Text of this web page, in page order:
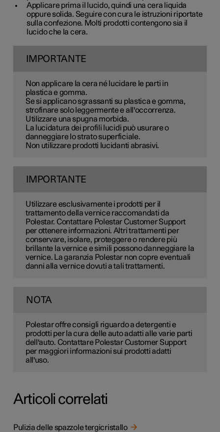
Applicare prima il lucido, quindi una cera liquida
oppure solida. Seguire con cura le istruzioni riportate
sulla confezione. Molti prodotti contengono sia il
lucido che la cera.
IMPORTANTE
Non applicare la cera né lucidare le parti in
plastica e gomma.
Se si applicano sgrassanti su plastica e gomma,
strofinare solo leggermente e all'occorrenza.
Utilizzare una spugna morbida.
La lucidatura dei profili lucidi può usurare o
danneggiare lo strato superficiale.
Non utilizzare prodotti lucidanti abrasivi.
IMPORTANTE
Utilizzare esclusivamente i prodotti per il
trattamento della vernice raccomandati da
Polestar. Contattare Polestar Customer Support
per ottenere informazioni. Altri trattamenti per
conservare, isolare, proteggere o rendere più
brillante la vernice e simili possono danneggiare la
vernice. La garanzia Polestar non copre eventuali
danni alla vernice dovuti a tali trattamenti.
NOTA
Polestar offre consigli riguardo a detergenti e
prodotti per la cura delle auto adatti alle varie parti
dell'auto. Contattare Polestar Customer Support
per maggiori informazioni sui prodotti adatti
all'uso.
Articoli correlati
Pulizia delle spazzole tergicristallo